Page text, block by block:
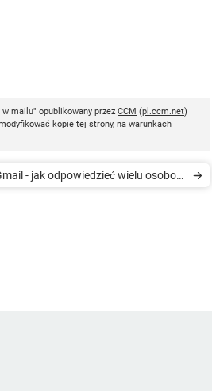
mailu" opublikowany przez CCM (pl.ccm.net)
kopie tej strony, na warunkach
- jak odpowiedzieć wielu osobom